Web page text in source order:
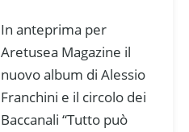
In anteprima per
Aretusea Magazine il
nuovo album di Alessio
Franchini e il circolo dei
Baccanali “Tutto può